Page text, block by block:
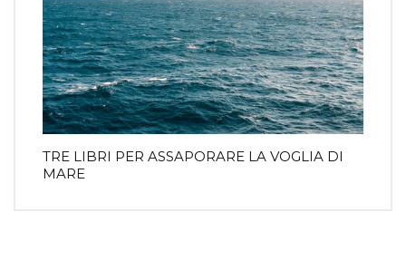
TRE LIBRI PER ASSAPORARE LA VOGLIA DI
MARE